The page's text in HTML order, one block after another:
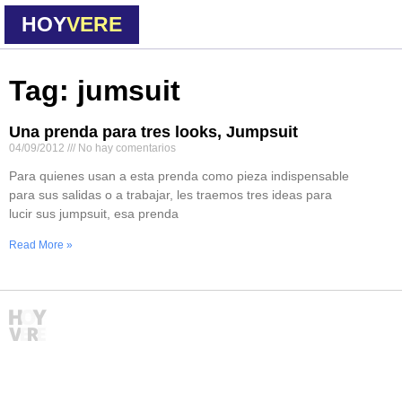
HOYVERE
Tag: jumsuit
Una prenda para tres looks, Jumpsuit
04/09/2012 No hay comentarios
Para quienes usan a esta prenda como pieza indispensable
para sus salidas o a trabajar, les traemos tres ideas para
lucir sus jumpsuit, esa prenda
Read More »